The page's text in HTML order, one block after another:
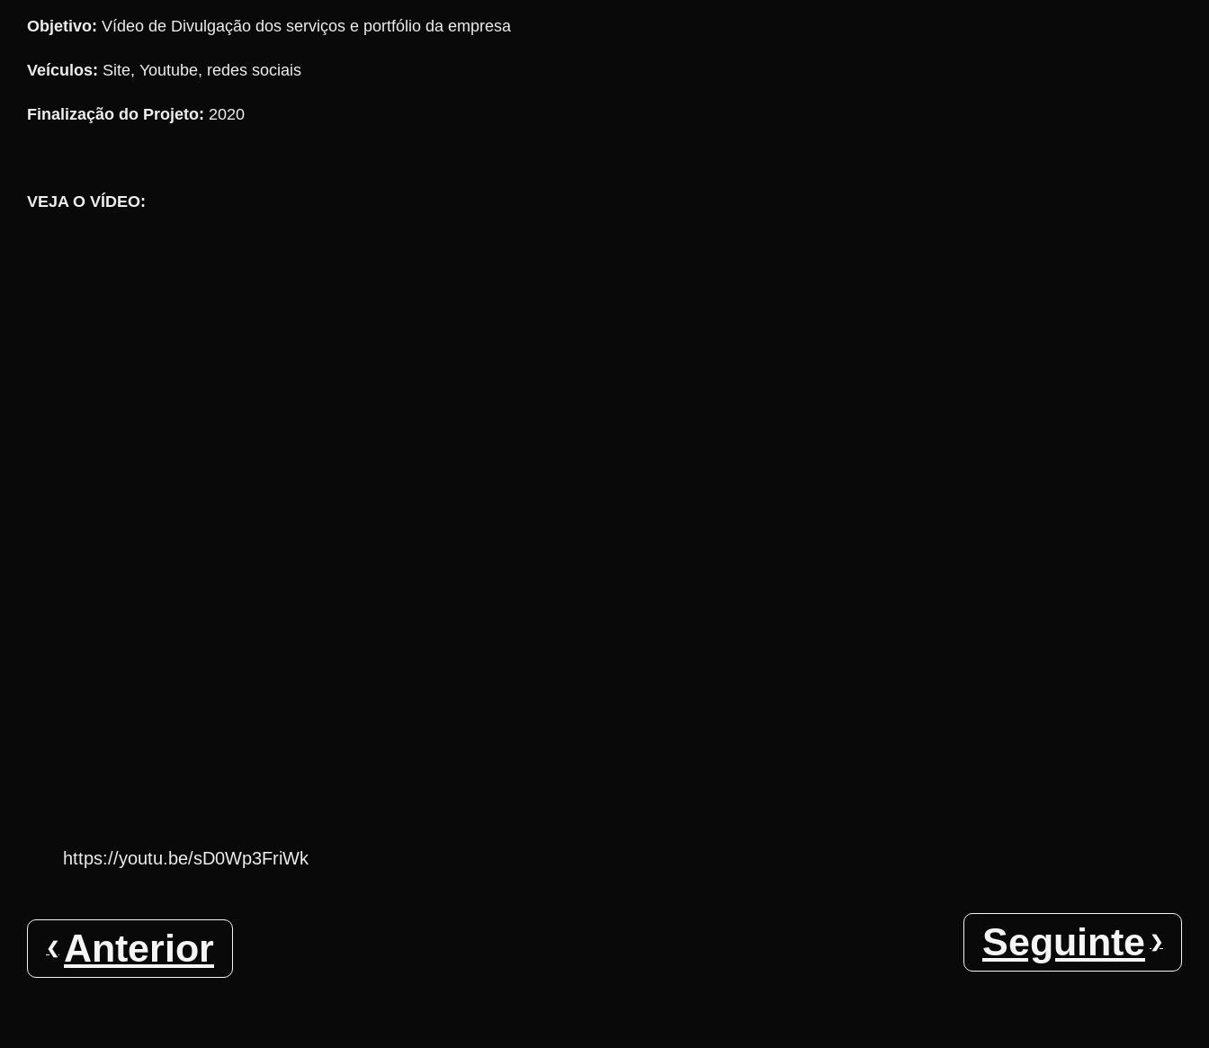
Objetivo: Vídeo de Divulgação dos serviços e portfólio da empresa
Veículos: Site, Youtube, redes sociais
Finalização do Projeto: 2020
VEJA O VÍDEO:
https://youtu.be/sD0Wp3FriWk
Anterior Seguinte